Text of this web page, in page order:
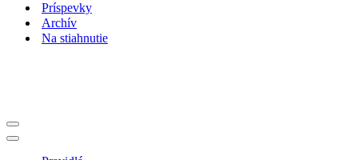
Príspevky
Archív
Na stiahnutie
Menu
navigácie
Menu
navigácie